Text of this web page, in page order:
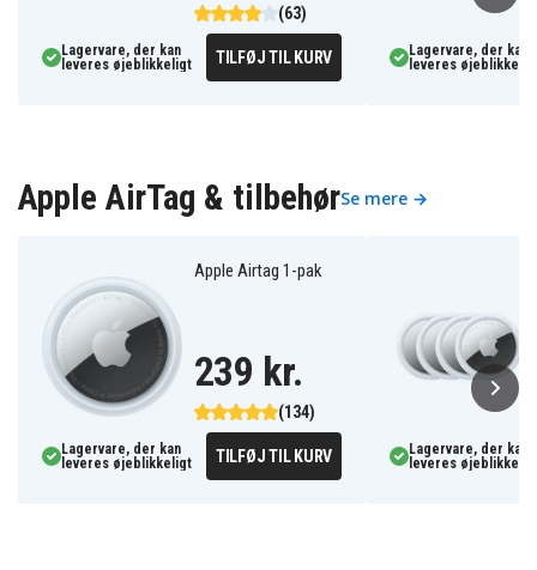
(63)
Lagervare, der kan
leveres øjeblikkeligt
TILFØJ TIL KURV
Lagervare, der kan
leveres
Apple AirTag & tilbehørSe mere →
Apple Airtag 1-pak
(134)
239 kr.
Lagervare, der kan
leveres øjeblikkeligt
TILFØJ TIL KURV
Lagervare, der kan
leveres